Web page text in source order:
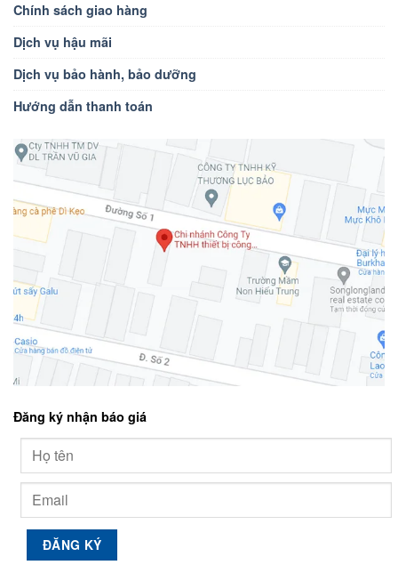
Chính sách giao hàng
Dịch vụ hậu mãi
Dịch vụ bảo hành, bảo dưỡng
Hướng dẫn thanh toán
Đăng ký nhận báo giá